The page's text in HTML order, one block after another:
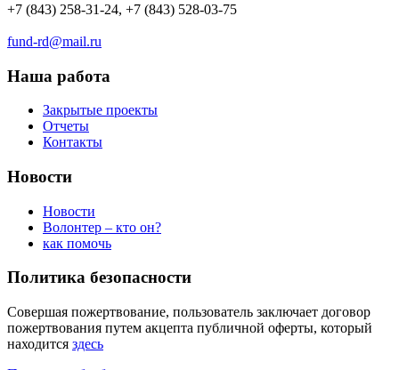
+7 (843) 258-31-24, +7 (843) 528-03-75
fund-rd@mail.ru
Наша работа
Закрытые проекты
Отчеты
Контакты
Новости
Новости
Волонтер – кто он?
как помочь
Политика безопасности
Совершая пожертвование, пользователь заключает договор
пожертвования путем акцепта публичной оферты, который
находится здесь